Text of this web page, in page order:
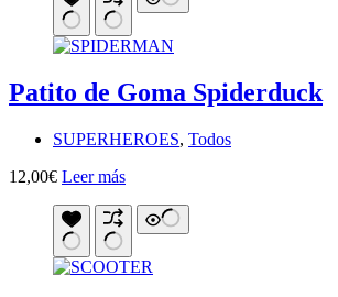
Patito de Goma Spiderduck
SUPERHEROES, Todos
12,00€ Leer más